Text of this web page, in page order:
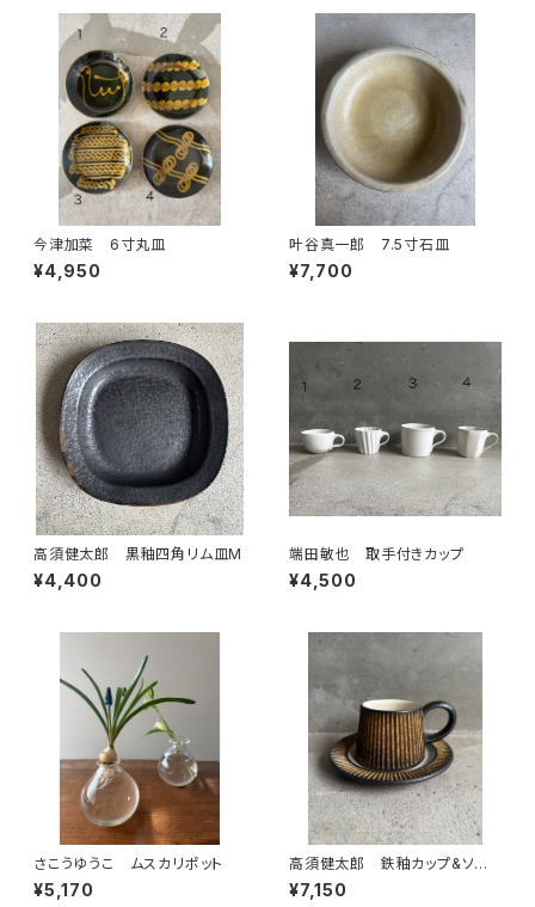
今津加菜 6寸丸皿
¥4,950
叶谷真一郎 7.5寸石皿
¥7,700
高須健太郎 黒釉四角リム皿M
¥4,400
端田敏也 取手付きカップ
¥4,500
さこうゆうこ ムスカリポット
¥5,170
高須健太郎 鉄釉カップ&ソー
サー
¥7,150